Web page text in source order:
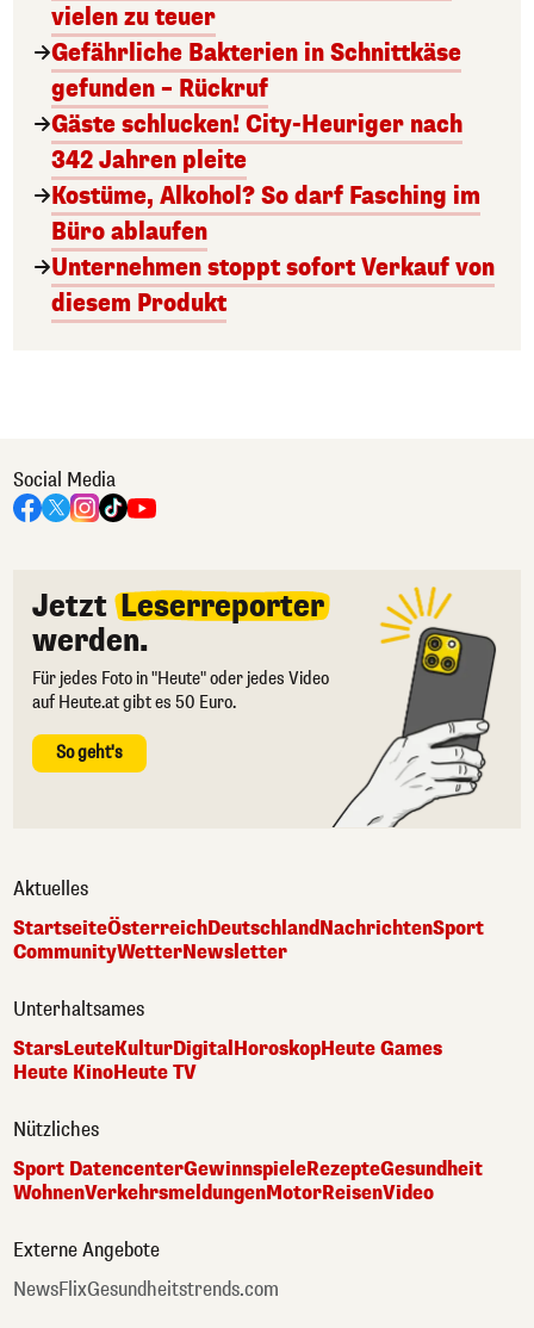
vielen zu teuer
Gefährliche Bakterien in Schnittkäse
gefunden – Rückruf
Gäste schlucken! City-Heuriger nach
342 Jahren pleite
Kostüme, Alkohol? So darf Fasching im
Büro ablaufen
Unternehmen stoppt sofort Verkauf von
diesem Produkt
Social Media
Jetzt Leserreporter
werden.
Für jedes Foto in "Heute" oder jedes Video
auf Heute.at gibt es 50 Euro.
So geht's
Aktuelles
StartseiteÖsterreichDeutschlandNachrichtenSport
CommunityWetterNewsletter
Unterhaltsames
StarsLeuteKulturDigital HoroskopHeute Games
Heute KinoHeute TV
Nützliches
Sport DatencenterGewinnspieleRezepteGesundheit
WohnenVerkehrsmeldungenMotorReisenVideo
Externe Angebote
NewsFlixGesundheitstrends.com